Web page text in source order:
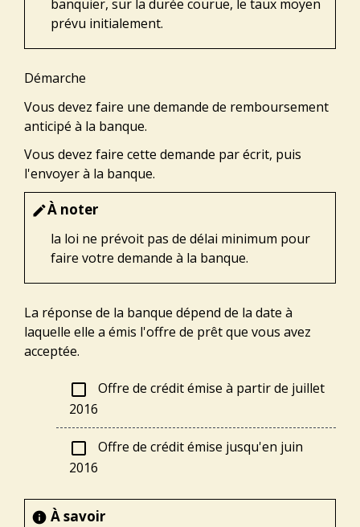
banquier, sur la durée courue, le taux moyen
prévu initialement.
Démarche
Vous devez faire une demande de remboursement
anticipé à la banque.
Vous devez faire cette demande par écrit, puis
l'envoyer à la banque.
editÀ noter
la loi ne prévoit pas de délai minimum pour
faire votre demande à la banque.
La réponse de la banque dépend de la date à
laquelle elle a émis l'offre de prêt que vous avez
acceptée.
check_box_outline_blank
Offre de crédit émise à partir de juillet
2016
check_box_outline_blank
Offre de crédit émise jusqu'en juin
2016
info À savoir